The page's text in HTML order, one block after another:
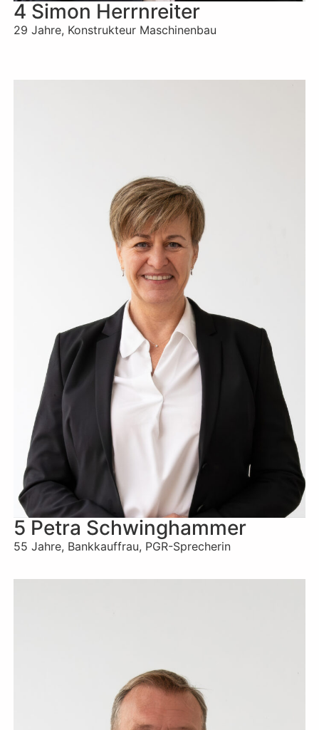
4 Simon Herrnreiter
29 Jahre, Konstrukteur Maschinenbau
5 Petra Schwinghammer
55 Jahre, Bankkauffrau, PGR-Sprecherin